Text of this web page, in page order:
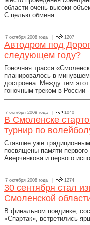
области очень высоки
С целью обмена...
7 октября 2008 года | 1207
Автодром под
следующем году?
Гоночная трасса
планировалось в
достроена. Между тем
гоночным треком в России
7 октября 2008 года | 1040
В Смоленске
турнир по
Ставшие уже
посвящены памяти
Аверченкова и первого
7 октября 2008 года | 1274
30 сентября стал
Смоленской
В финальном поединке,
«Спартак», встретились